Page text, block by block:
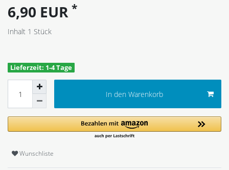
6,90 EUR *
Inhalt 1 Stück
Lieferzeit: 1-4 Tage
In den Warenkorb
Wunschliste